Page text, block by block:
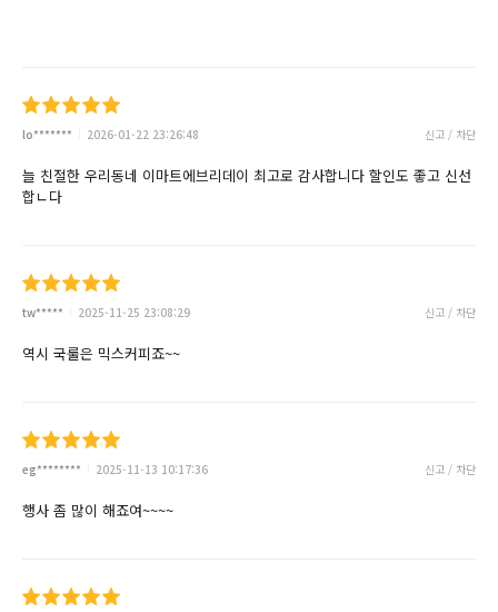
lo******* 2026-01-22 23:26:48 신고 / 차단
늘 친절한 우리동네 이마트에브리데이 최고로 감사합니다 할인도 좋고 신선
합ㄴ다
tw***** 2025-11-25 23:08:29 신고 / 차단
역시 국룰은 믹스커피죠~~
eg******** 2025-11-13 10:17:36 신고 / 차단
행사 좀 많이 해죠여~~~~